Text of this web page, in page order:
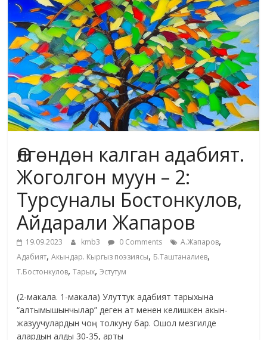
жана
адабияты
Өлгөндөн калган адабият.
Жоголгон муун – 2:
Турсуналы Бостонкулов,
Айдарали Жапаров
19.09.2023 kmb3 0 Comments А.Жапаров,
Адабият,Акындар. Кыргыз поэзиясы, Б.Таштаналиев,
Т.Бостонкулов,Тарых,Эстутум
(2-макала. 1-макала) Улуттук адабият тарыхына
“алтымышынчылар” деген ат менен келишкен акын-
жазуучулардын чоң толкуну бар. Ошол мезгилде
алардын алды 30-35, арты